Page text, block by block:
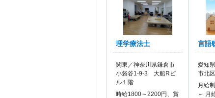
理学療法士
関東／神奈川県鎌倉市
小袋谷1-9-3 大船Rビ
ル１階
時給1800～2200円、賞
言語
愛知
市北区
月給
～ 月